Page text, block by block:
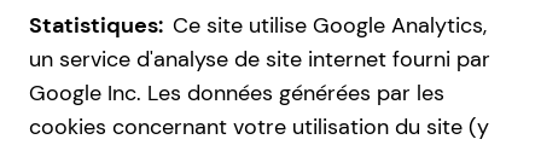
Statistiques: Ce site utilise Google Analytics,
un service d'analyse de site internet fourni par
Google Inc. Les données générées par les
cookies concernant votre utilisation du site (y